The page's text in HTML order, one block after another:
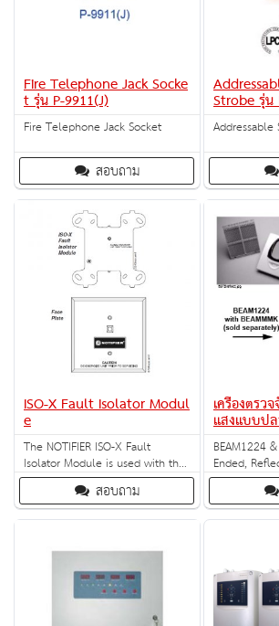
Fire Telephone Jack Socke
t รุ่น P-9911(J)
Fire Telephone Jack Socket
สอบถาม
Strobe รุ่น
ISO-X Fault Isolator Modul
e
The NOTIFIER ISO-X Fault
Isolator Module is used with the
NFS-3030, AM2020, AFP1010,
NFS-640, AFP-400, AFP-300, AFP-
200, AFP-100 and System 5000
on the SLC loops.
สอบถาม
เครื่องตรว
แสงแบบปล
B1224
BEAM1224
Ended,